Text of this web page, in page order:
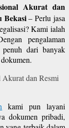
Akurat dan
Bekasi– Perlu jasa
Kami ialah
pengalaman
penuh dari banyak
kami pun layani
dokumen pribadi,